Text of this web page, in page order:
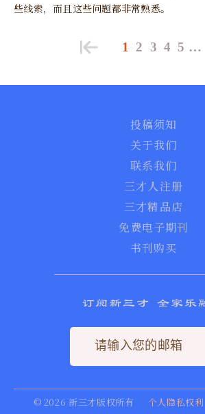
些线索，而且这些问题都非常熟悉。
1 2 3 4 5 …
投稿须知
关于我们
联系我们
三才人注册
三才精品店
免费电子期刊
书刊购买
订阅新三才 全家乐
© 2026 新三才版权所有 个人隐私权利